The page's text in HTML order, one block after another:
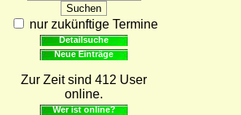
nur zukünftige Termine
Detailsuche
Neue Einträge
Zur Zeit sind 412 User
online.
Wer ist online?